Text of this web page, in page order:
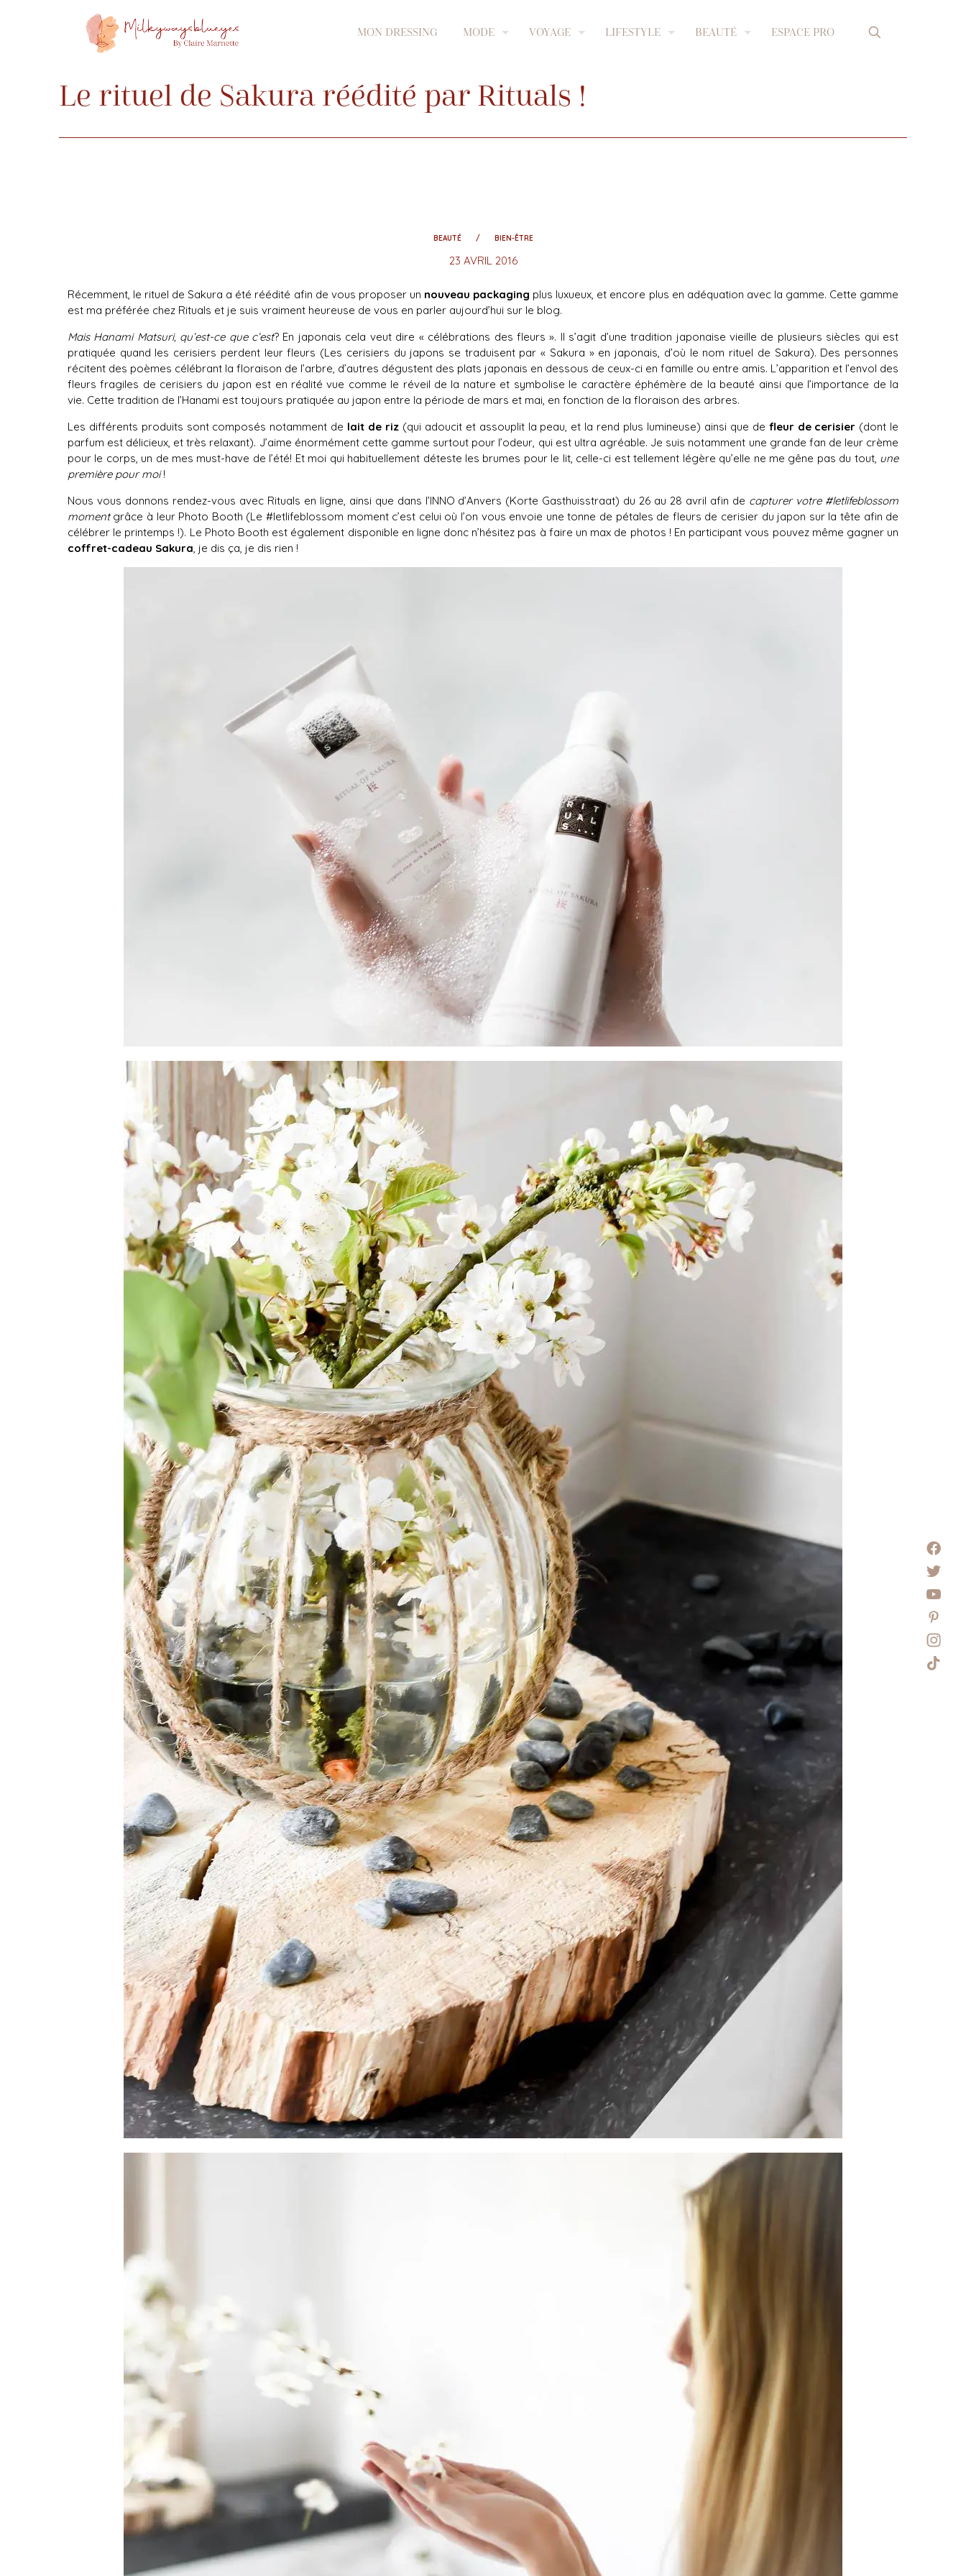
MON DRESSING MODE VOYAGE LIFESTYLE BEAUTÉ ESPACE PRO
Le rituel de Sakura réédité par Rituals !
BEAUTÉ BIEN-ÊTRE
23 AVRIL 2016
Récemment, le rituel de Sakura a été réédité afin de vous proposer un nouveau packaging plus luxueux, et encore plus en adéquation avec la gamme. Cette gamme
est ma préférée chez Rituals et je suis vraiment heureuse de vous en parler aujourd’hui sur le blog.
Mais Hanami Matsuri, qu’est-ce que c’est? En japonais cela veut dire « célébrations des fleurs ». Il s’agit d’une tradition japonaise vieille de plusieurs siècles qui est
pratiquée quand les cerisiers perdent leur fleurs (Les cerisiers du japons se traduisent par « Sakura » en japonais, d’où le nom rituel de Sakura). Des personnes
récitent des poèmes célébrant la floraison de l’arbre, d’autres dégustent des plats japonais en dessous de ceux-ci en famille ou entre amis. L’apparition et l’envol des
fleurs fragiles de cerisiers du japon est en réalité vue comme le réveil de la nature et symbolise le caractère éphémère de la beauté ainsi que l’importance de la
vie. Cette tradition de l’Hanami est toujours pratiquée au japon entre la période de mars et mai, en fonction de la floraison des arbres.
Les différents produits sont composés notamment de lait de riz(qui adoucit et assouplit la peau, et la rend plus lumineuse) ainsi que de fleur de cerisier (dont le
parfum est délicieux, et très relaxant). J’aime énormément cette gamme surtout pour l’odeur, qui est ultra agréable. Je suis notamment une grande fan de leur crème
pour le corps, un de mes must-have de l’été! Et moi qui habituellement déteste les brumes pour le lit, celle-ci est tellement légère qu’elle ne me gêne pas du tout, une
première pour moi!
Nous vous donnons rendez-vous avec Rituals en ligne, ainsi que dans l’INNO d’Anvers (Korte Gasthuisstraat) du 26 au 28 avril afin de capturer votre #letlifeblossom
momentgrâce à leur Photo Booth (Le #letlifeblossom moment c’est celui où l’on vous envoie une tonne de pétales de fleurs de cerisier du japon sur la tête afin de
célébrer le printemps !). Le Photo Booth est également disponible en ligne donc n’hésitez pas à faire un max de photos ! En participant vous pouvez même gagner un
coffret-cadeau Sakura, je dis ça, je dis rien !